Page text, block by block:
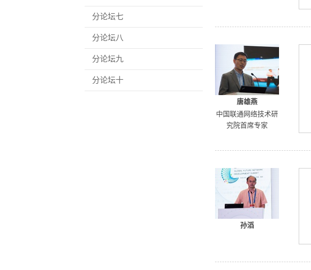
分论坛七
分论坛八
分论坛九
分论坛十
唐雄燕
中国联通网络技术研
究院首席专家
孙滔